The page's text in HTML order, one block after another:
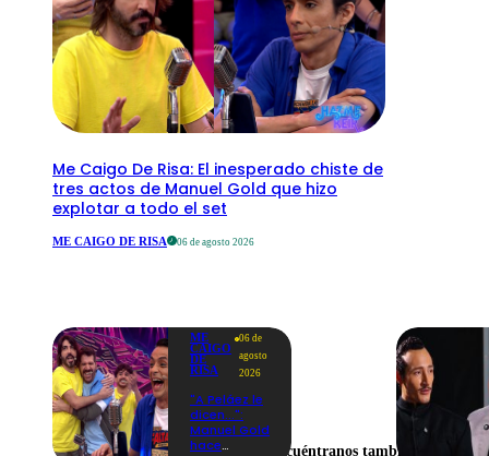
Me Caigo De Risa: El inesperado chiste de
tres actos de Manuel Gold que hizo
explotar a todo el set
ME CAIGO DE RISA 06 de agosto 2026
ME
CAIGO
DE
RISA
06 de
agosto
2026
"A Peláez le
dicen...":
Manuel Gold
hace
Encuéntranos también en